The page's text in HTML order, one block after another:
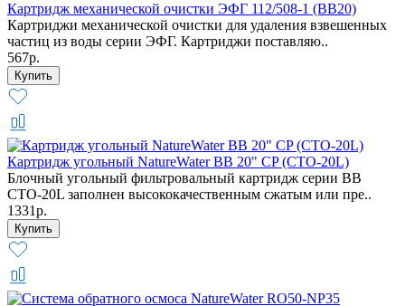
Картридж механической очистки ЭФГ 112/508-1 (BB20)
Картриджи механической очистки для удаления взвешенных
частиц из воды серии ЭФГ. Картриджи поставляю..
567р.
Картридж угольный NatureWater BB 20" CP (CTO-20L)
Блочный угольный фильтровальный картридж серии BB
CTO-20L заполнен высококачественным сжатым или пре..
1331р.